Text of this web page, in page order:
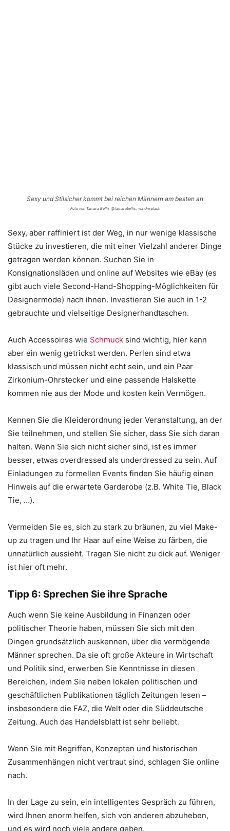
Sexy und Stilsicher kommt bei reichen Männern am besten an
Foto von Tamara Bellis @tamarabellis, via Unsplash
Sexy, aber raffiniert ist der Weg, in nur wenige klassische
Stücke zu investieren, die mit einer Vielzahl anderer Dinge
getragen werden können. Suchen Sie in
Konsignationsläden und online auf Websites wie eBay (es
gibt auch viele Second-Hand-Shopping-Möglichkeiten für
Designermode) nach ihnen. Investieren Sie auch in 1-2
gebrauchte und vielseitige Designerhandtaschen.
Auch Accessoires wie Schmuck sind wichtig, hier kann
aber ein wenig getrickst werden. Perlen sind etwa
klassisch und müssen nicht echt sein, und ein Paar
Zirkonium-Ohrstecker und eine passende Halskette
kommen nie aus der Mode und kosten kein Vermögen.
Kennen Sie die Kleiderordnung jeder Veranstaltung, an der
Sie teilnehmen, und stellen Sie sicher, dass Sie sich daran
halten. Wenn Sie sich nicht sicher sind, ist es immer
besser, etwas overdressed als underdressed zu sein. Auf
Einladungen zu formellen Events finden Sie häufig einen
Hinweis auf die erwartete Garderobe (z.B. White Tie, Black
Tie, …).
Vermeiden Sie es, sich zu stark zu bräunen, zu viel Make-
up zu tragen und Ihr Haar auf eine Weise zu färben, die
unnatürlich aussieht. Tragen Sie nicht zu dick auf. Weniger
ist hier oft mehr.
Tipp 6: Sprechen Sie ihre Sprache
Auch wenn Sie keine Ausbildung in Finanzen oder
politischer Theorie haben, müssen Sie sich mit den
Dingen grundsätzlich auskennen, über die vermögende
Männer sprechen. Da sie oft große Akteure in Wirtschaft
und Politik sind, erwerben Sie Kenntnisse in diesen
Bereichen, indem Sie neben lokalen politischen und
geschäftlichen Publikationen täglich Zeitungen lesen –
insbesondere die FAZ, die Welt oder die Süddeutsche
Zeitung. Auch das Handelsblatt ist sehr beliebt.
Wenn Sie mit Begriffen, Konzepten und historischen
Zusammenhängen nicht vertraut sind, schlagen Sie online
nach.
In der Lage zu sein, ein intelligentes Gespräch zu führen,
wird Ihnen enorm helfen, sich von anderen abzuheben,
und es wird noch viele andere geben.